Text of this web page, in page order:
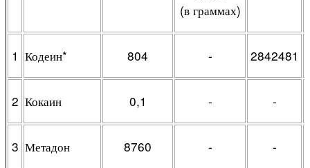
(в граммах)
1 Кодеин* 804 - 2842481
2 Кокаин 0,1 - -
3 Метадон 8760 - -